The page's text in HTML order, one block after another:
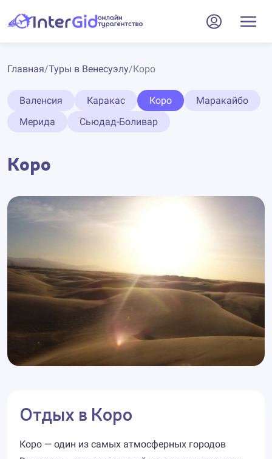
Главная/Туры в Венесуэлу/Коро
Валенсия Каракас Коро
Маракайбо
Мерида
Сьюдад-Боливар
Коро
Отдых в Коро
Коро — один из самых атмосферных городов